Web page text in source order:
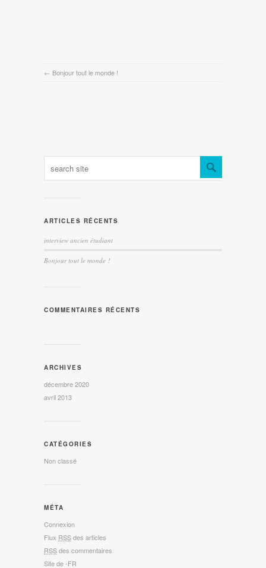
← Bonjour tout le monde !
ARTICLES RÉCENTS
interview ancien étudiant
Bonjour tout le monde !
COMMENTAIRES RÉCENTS
ARCHIVES
décembre 2020
avril 2013
CATÉGORIES
Non classé
MÉTA
Connexion
Flux RSSdes articles
RSSdes commentaires
Site de -FR